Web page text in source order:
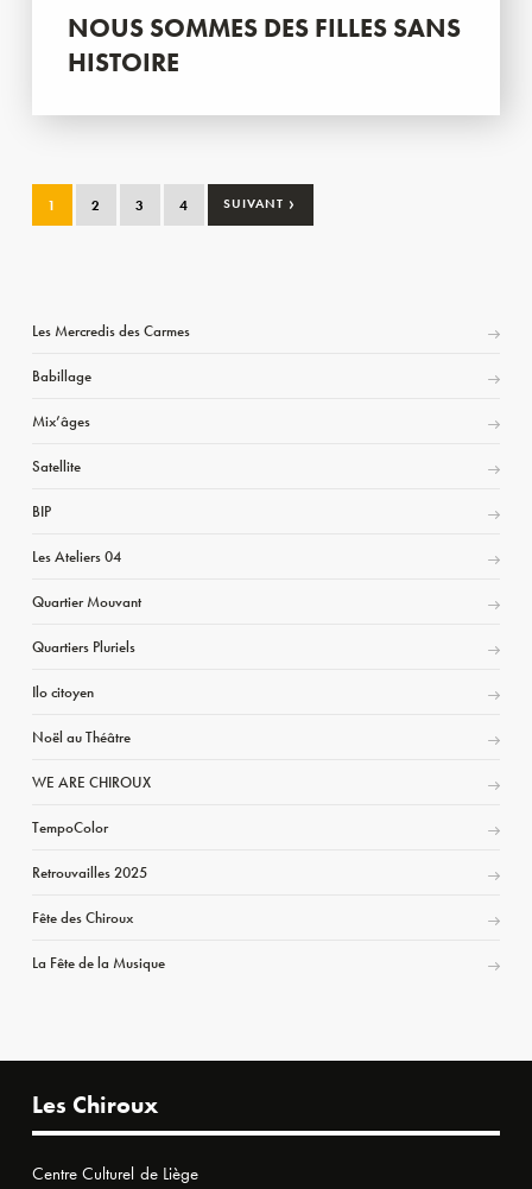
NOUS SOMMES DES FILLES SANS
HISTOIRE
1 2 3 4 SUIVANT ›
Les Mercredis des Carmes
Babillage
Mix’âges
Satellite
BIP
Les Ateliers 04
Quartier Mouvant
Quartiers Pluriels
Ilo citoyen
Noël au Théâtre
WE ARE CHIROUX
TempoColor
Retrouvailles 2025
Fête des Chiroux
La Fête de la Musique
Les Chiroux
Centre Culturel de Liège